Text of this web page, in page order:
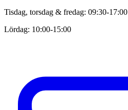
Tisdag, torsdag & fredag: 09:30-17:00
Lördag: 10:00-15:00